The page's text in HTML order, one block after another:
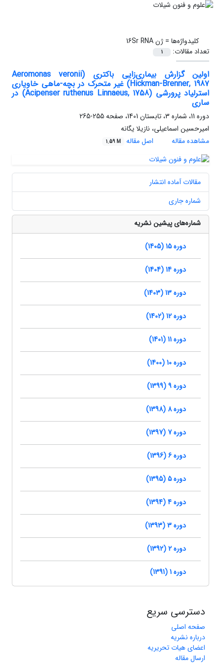
کلیدواژه‌ها =ژن 16Sr RNA
تعداد مقالات:
1
اولین گزارش بیماری‌زایی باکتری (Aeromonas veronii
Hickman-Brenner, 1987) غیر متحرک در بچه-ماهی خاویاری
استرلیاد پرورشی (Acipenser ruthenus Linnaeus, 1758) در
ساری
دوره 11، شماره 3، تابستان 1401، صفحه
255-265
امیرحسین اسماعیلی، نازیلا یگانه
مشاهده مقاله
اصل مقاله 1.59 M
مقالات آماده انتشار
شماره جاری
شماره‌های پیشین نشریه
دوره 15 (1405)
دوره 14 (1404)
دوره 13 (1403)
دوره 12 (1402)
دوره 11 (1401)
دوره 10 (1400)
دوره 9 (1399)
دوره 8 (1398)
دوره 7 (1397)
دوره 6 (1396)
دوره 5 (1395)
دوره 4 (1394)
دوره 3 (1393)
دوره 2 (1392)
دوره 1 (1391)
دسترسی سریع
صفحه اصلی
درباره نشریه
اعضای هیات تحریریه
ارسال مقاله